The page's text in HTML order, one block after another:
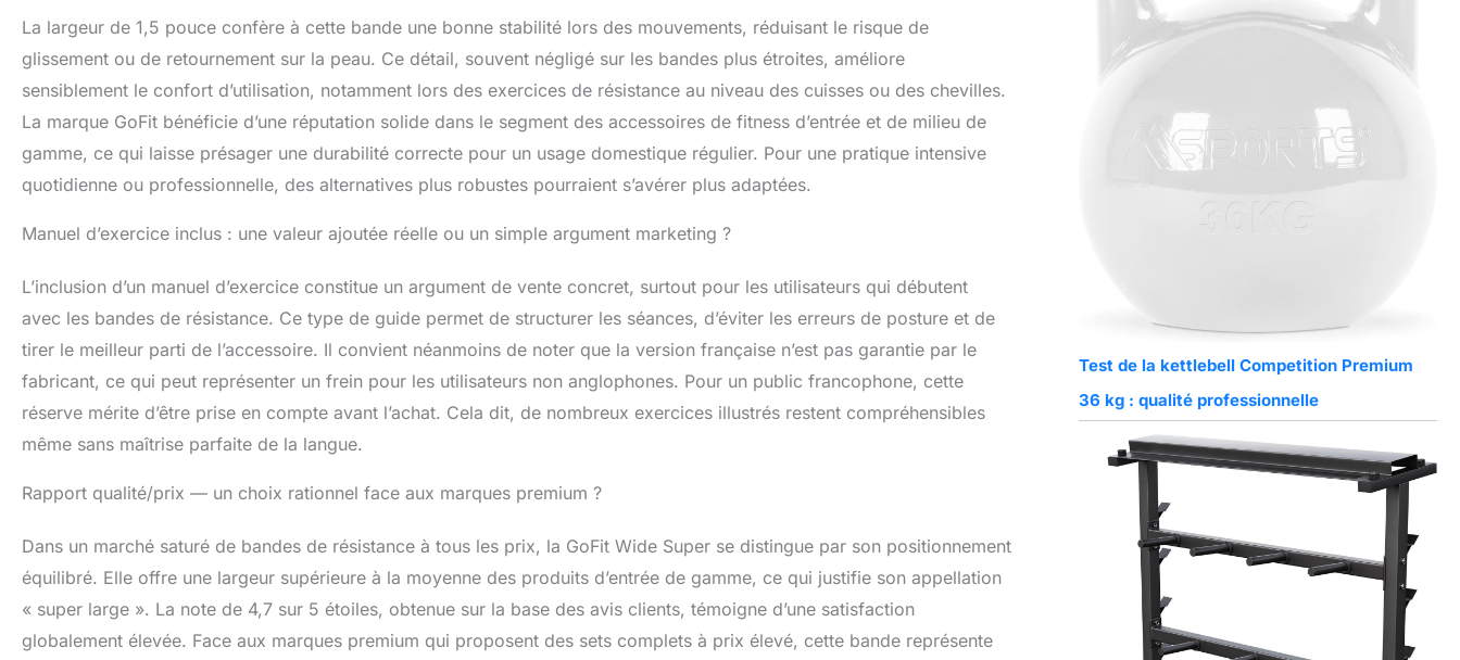
La largeur de 1,5 pouce confère à cette bande une bonne stabilité lors des mouvements, réduisant le risque de
glissement ou de retournement sur la peau. Ce détail, souvent négligé sur les bandes plus étroites, améliore
sensiblement le confort d’utilisation, notamment lors des exercices de résistance au niveau des cuisses ou des chevilles.
La marque GoFit bénéficie d’une réputation solide dans le segment des accessoires de fitness d’entrée et de milieu de
gamme, ce qui laisse présager une durabilité correcte pour un usage domestique régulier. Pour une pratique intensive
quotidienne ou professionnelle, des alternatives plus robustes pourraient s’avérer plus adaptées.
Manuel d’exercice inclus : une valeur ajoutée réelle ou un simple argument marketing ?
L’inclusion d’un manuel d’exercice constitue un argument de vente concret, surtout pour les utilisateurs qui débutent
avec les bandes de résistance. Ce type de guide permet de structurer les séances, d’éviter les erreurs de posture et de
tirer le meilleur parti de l’accessoire. Il convient néanmoins de noter que la version française n’est pas garantie par le
fabricant, ce qui peut représenter un frein pour les utilisateurs non anglophones. Pour un public francophone, cette
réserve mérite d’être prise en compte avant l’achat. Cela dit, de nombreux exercices illustrés restent compréhensibles
même sans maîtrise parfaite de la langue.
Rapport qualité/prix — un choix rationnel face aux marques premium ?
Dans un marché saturé de bandes de résistance à tous les prix, la GoFit Wide Super se distingue par son positionnement
équilibré. Elle offre une largeur supérieure à la moyenne des produits d’entrée de gamme, ce qui justifie son appellation
« super large ». La note de 4,7 sur 5 étoiles, obtenue sur la base des avis clients, témoigne d’une satisfaction
globalement élevée. Face aux marques premium qui proposent des sets complets à prix élevé, cette bande représente
Test de la kettlebell Competition Premium
36 kg : qualité professionnelle